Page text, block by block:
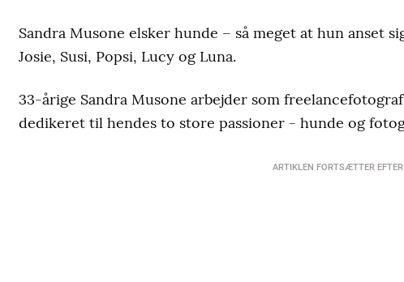
Sandra Musone elsker hunde – så meget at hun anset
Josie, Susi, Popsi, Lucy og Luna.
33-årige Sandra Musone arbejder som
dedikeret til hendes to store passioner - hunde og
ARTIKLEN FORTSÆTTER